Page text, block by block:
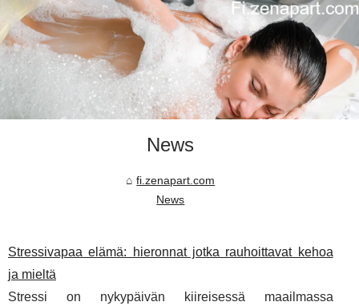
News
fi.zenapart.com
News
Stressivapaa elämä: hieronnat jotka rauhoittavat kehoa
ja mieltä
Stressi on nykypäivän kiireisessä maailmassa